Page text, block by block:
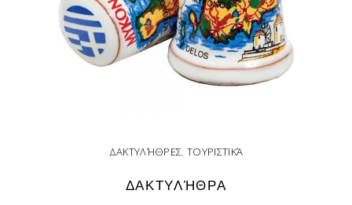
ΔΑΚΤΥΛΉΘΡΕΣ, ΤΟΥΡΙΣΤΙΚΆ
ΔΑΚΤΥΛΉΘΡΑ